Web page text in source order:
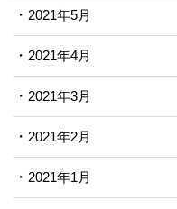
2021年5月
2021年4月
2021年3月
2021年2月
2021年1月